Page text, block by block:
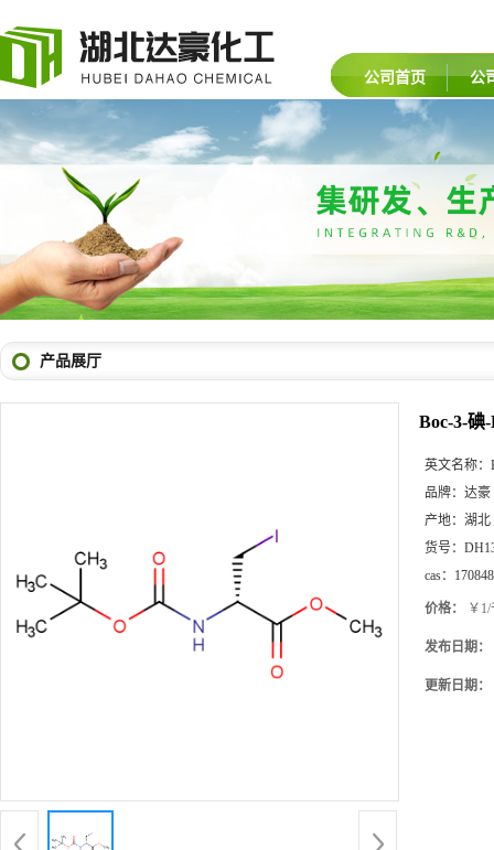
公司首页 公
产品展厅
Boc-3-碘
英文名称：
品牌： 达豪
产地： 湖北
货号：
cas：
价格： ￥
发布日期：
更新日期：